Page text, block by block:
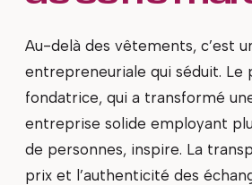
Au-delà des vêtements, c’est
entrepreneuriale qui séduit. Le
fondatrice, qui a transformé
entreprise solide employant
de personnes, inspire. La
prix et l’authenticité des